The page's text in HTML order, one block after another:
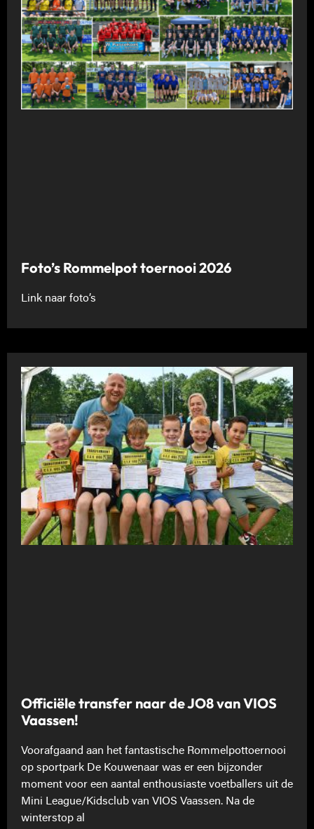
Foto’s Rommelpot toernooi 2026
Link naar foto’s
Officiële transfer naar de JO8 van VIOS
Vaassen!
Voorafgaand aan het fantastische Rommelpottoernooi
op sportpark De Kouwenaar was er een bijzonder
moment voor een aantal enthousiaste voetballers uit de
Mini League/Kidsclub van VIOS Vaassen. Na de
winterstop al